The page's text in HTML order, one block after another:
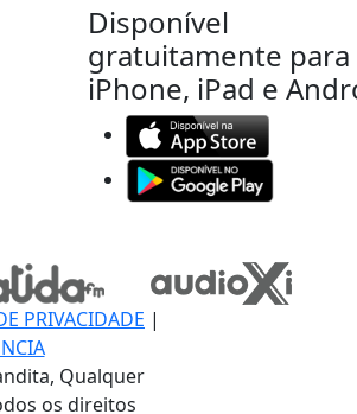
Disponível
gratuitamente para
iPhone, iPad e
PRIVACIDADE |
Qualquer
os direitos